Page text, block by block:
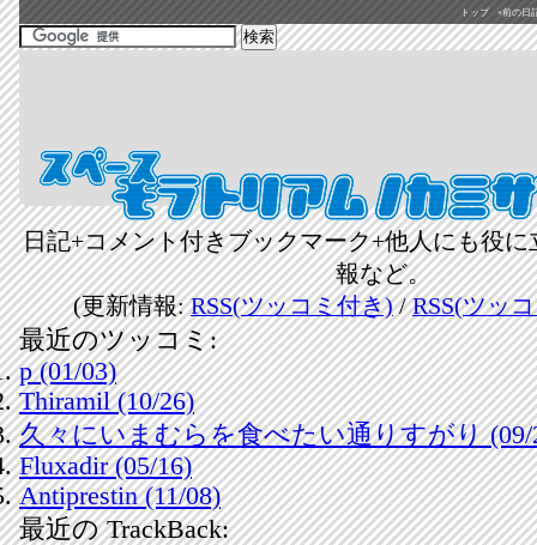
トップ «前の日
日記+コメント付きブックマーク+他人にも役
報など。
(更新情報:RSS(ツッコミ付き)/RSS(ツッ
最近のツッコミ:
p (01/03)
Thiramil (10/26)
久々にいまむらを食べたい通りすがり (09/
Fluxadir (05/16)
Antiprestin (11/08)
最近の TrackBack: